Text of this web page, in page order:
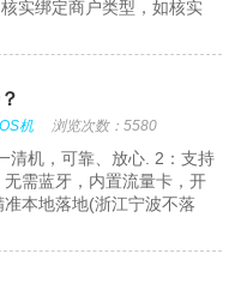
实绑定商户类型，如核实
机 浏览次数：5580
清机，可靠、放心. 2：支持
需蓝牙，内置流量卡，开
本地落地(浙江宁波不落